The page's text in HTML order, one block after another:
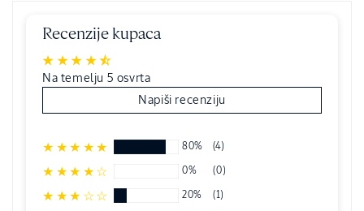
Recenzije kupaca
Na temelju 5 osvrta
Napiši recenziju
80% (4)
0% (0)
20% (1)